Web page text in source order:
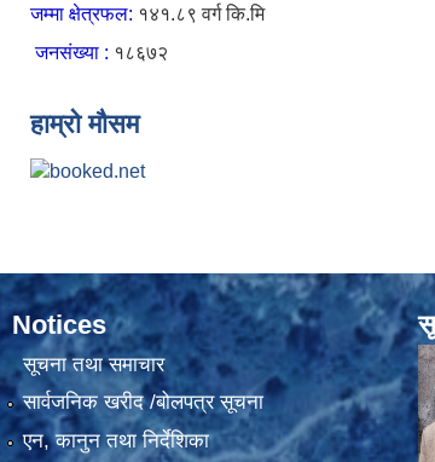
जम्मा क्षेत्रफल: १४१.८९ वर्ग कि.मि
जनसंख्या : १८६७२
हाम्रो मौसम
Notices
सूचना तथा समाचार
सार्वजनिक खरीद /बोलपत्र सूचना
एन, कानुन तथा निर्देशिका